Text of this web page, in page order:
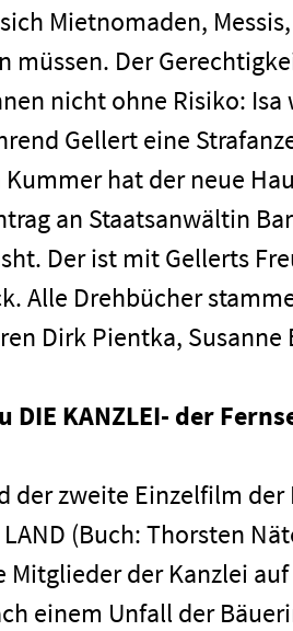
Mietnomaden,
müssen. Der
nicht ohne Risiko:
Gellert eine
hat der neue
an Staatsanwältin
Der ist mit Gellerts
Alle Drehbücher
Dirk Pientka,
DIE KANZLEI- der
der zweite Einzelfilm der
(Buch: Thorsten
Mitglieder der Kanzlei
einem Unfall der